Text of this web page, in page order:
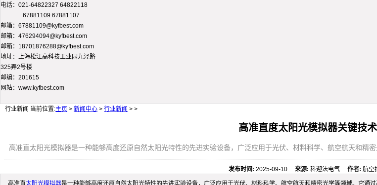
电话：021-64822327 64822118
67881109 67881107
邮箱：67881109@kyfbest.com
邮箱：476294094@kyfbest.com
邮箱：18701876288@kyfbest.com
地址：上海松江高科技工业园九泾路
325弄2号楼
邮编：201615
网站：www.kyfbest.com
行业新闻 当前位置:主页 > 新闻中心 > 行业新闻 > >
高准直度太阳光模拟器关键技
高准直太阳光模拟器是一种能够高度还原自然太阳光特性的先进实验设备，广泛应用于光伏、材料科学、航空航天和精
发布时间: 2025-09-10来源: 科迎法电气作者: 航空
高准直太阳光模拟器是一种能够高度还原自然太阳光特性的先进实验设备，广泛应用于光伏、材料科学、航空航天和精密光学等领域。它